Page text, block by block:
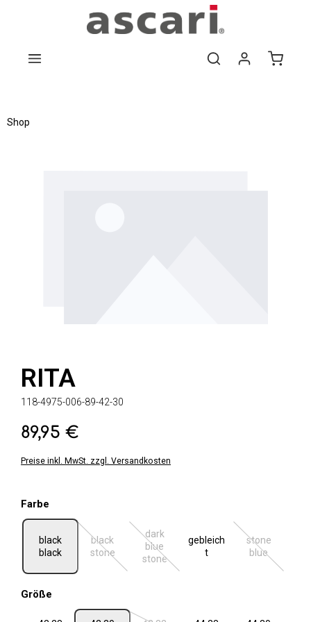
Zum Hauptinhalt springen
Shop
RITA
118-4975-006-89-42-30
Regulärer Preis:
89,95 €
Preise inkl. MwSt. zzgl. Versandkosten
Farbe
black
black
black
stone(Diese Option ist zurzeit nicht verfügbar.)
dark
blue
stone
(Diese Option ist zurzeit nicht
gebleich
t
stone
blue
(Diese
Größe